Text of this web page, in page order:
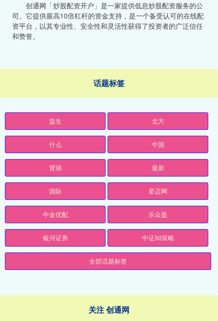
创通网「炒股配资开户」是一家提供低息炒股配资服务的公
司。它提供最高10倍杠杆的资金支持，是一个备受认可的在线配
资平台，以其专业性、安全性和灵活性获得了投资者的广泛信任
和赞誉。
话题标签
益生 北方
什么 中国
肾病 最新
国际 星迈网
中金优配 乐众盈
银河证券 中证50策略
全部话题标签
关注 创通网